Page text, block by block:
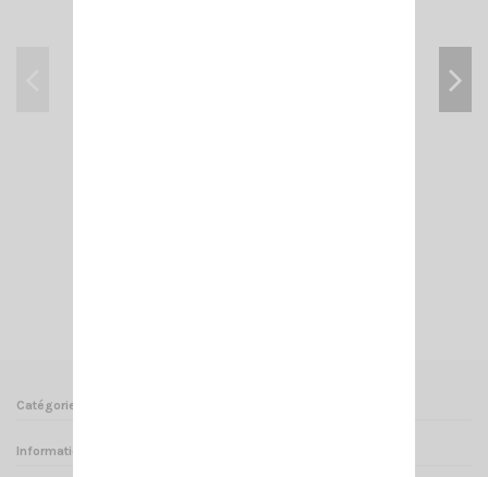
Catégories
Informations